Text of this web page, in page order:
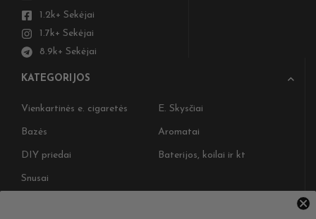
1.2k+ Sekėjai
1.7k+ Sekėjai
8.9k+ Sekėjai
KATEGORIJOS
Vienkartinės e. cigaretės E. Skysčiai
Bazės Aromatai
DIY priedai Baterijos, koilai ir kt
Snusai